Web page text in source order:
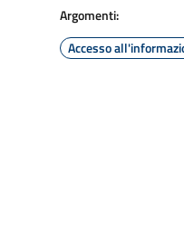
Argomenti:
Accesso